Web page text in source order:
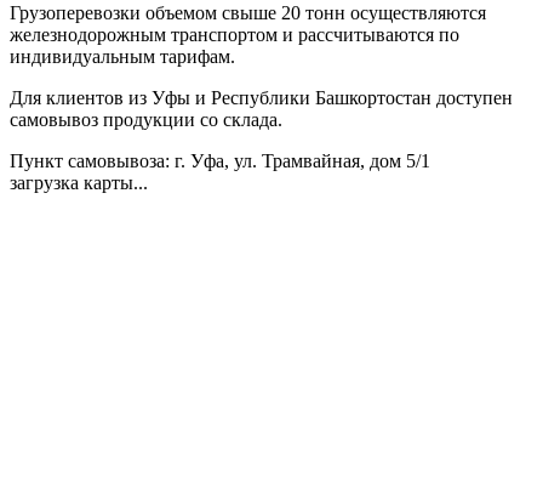
Грузоперевозки объемом свыше 20 тонн осуществляются
железнодорожным транспортом и рассчитываются по
индивидуальным тарифам.
Для клиентов из Уфы и Республики Башкортостан доступен
самовывоз продукции со склада.
Пункт самовывоза: г. Уфа, ул. Трамвайная, дом 5/1
загрузка карты...